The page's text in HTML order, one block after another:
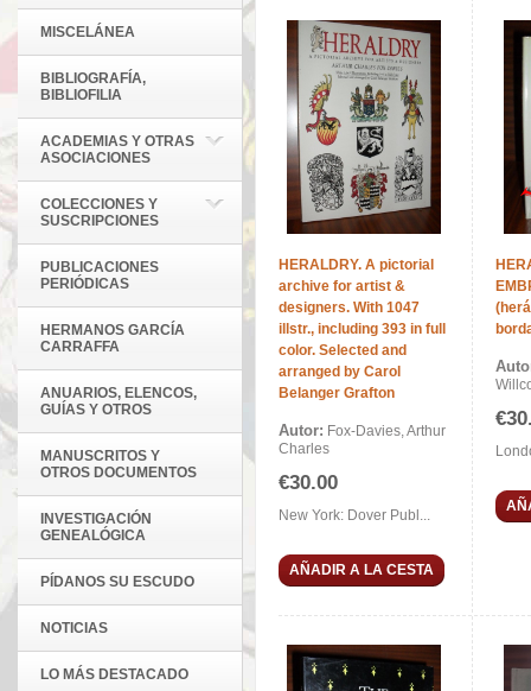
MISCELÁNEA
BIBLIOGRAFÍA,
BIBLIOFILIA
ACADEMIAS Y OTRAS
ASOCIACIONES
COLECCIONES Y
SUSCRIPCIONES
PUBLICACIONES
PERIÓDICAS
HERMANOS GARCÍA
CARRAFFA
ANUARIOS, ELENCOS,
GUÍAS Y OTROS
MANUSCRITOS Y
OTROS DOCUMENTOS
INVESTIGACIÓN
GENEALÓGICA
PÍDANOS SU ESCUDO
NOTICIAS
LO MÁS DESTACADO
HERALDRY. A pictorial
archive for artist &
designers. With 1047
illstr., including 393 in full
color. Selected and
arranged by Carol
Belanger Grafton
Autor: Fox-Davies, Arthur
Charles
€30.00
New York: Dover Publ...
AÑADIR A LA CESTA